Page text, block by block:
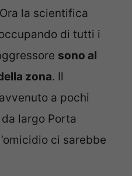
la scientifica
di tutti i
sono al
zona. Il
a pochi
largo Porta
ci sarebbe